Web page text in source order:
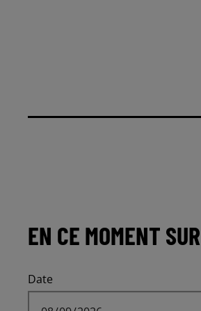
EN CE MOMENT
Date